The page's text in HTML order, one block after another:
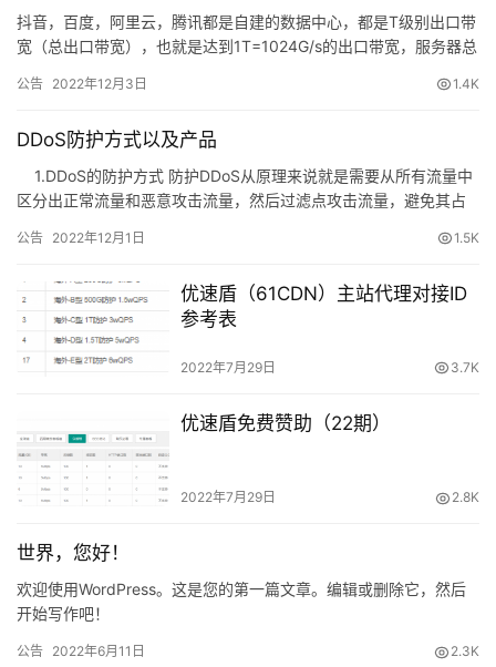
速
动
态
抖音，百度，阿里云，腾讯都是自建的数据中心，都是T级别出口带
宽（总出口带宽），也就是达到1T=1024G/s的出口带宽，服务器总
公告 2022年12月3日 1.4K
DDoS防护方式以及产品
1.DDoS的防护方式 防护DDoS从原理来说就是需要从所有流量中
区分出正常流量和恶意攻击流量，然后过滤点攻击流量，避免其占
公告 2022年12月1日 1.5K
优速盾（61CDN）主站代理对接ID
参考表
2022年7月29日 3.7K
优速盾免费赞助（22期）
2022年7月29日 2.8K
世界，您好！
欢迎使用WordPress。这是您的第一篇文章。编辑或删除它，然后
开始写作吧！
公告 2022年6月11日 2.3K